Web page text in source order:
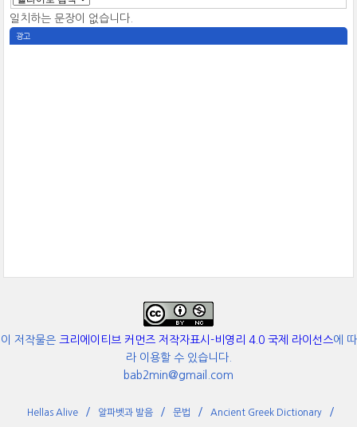
일치하는 문장이 없습니다.
광고
이 저작물은 크리에이티브 커먼즈 저작자표시-비영리 4.0 국제 라이선스에 따
라 이용할 수 있습니다.
bab2min@gmail.com
Hellas Alive 알파벳과 발음 문법 Ancient Greek Dictionary